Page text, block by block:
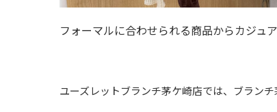
フォーマルに合わせられる商品からカジュ
ユーズレットブランチ茅ケ崎店では、ブラン